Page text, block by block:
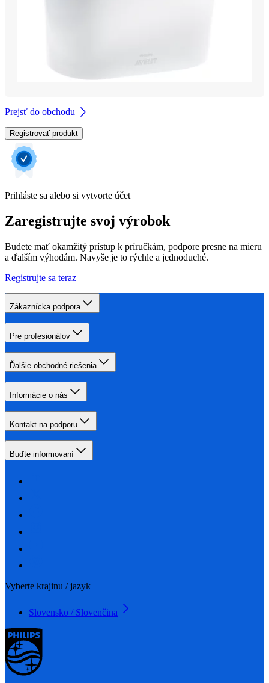
Prejsť do obchodu
Registrovať produkt
Prihláste sa alebo si vytvorte účet
Zaregistrujte svoj výrobok
Budete mať okamžitý prístup k príručkám, podpore presne na mieru
a ďalším výhodám. Navyše je to rýchle a jednoduché.
Registrujte sa teraz
Zákaznícka podpora
Pre profesionálov
Ďalšie obchodné riešenia
Informácie o nás
Kontakt na podporu
Buďte informovaní
Vyberte krajinu / jazyk
Slovensko / Slovenčina